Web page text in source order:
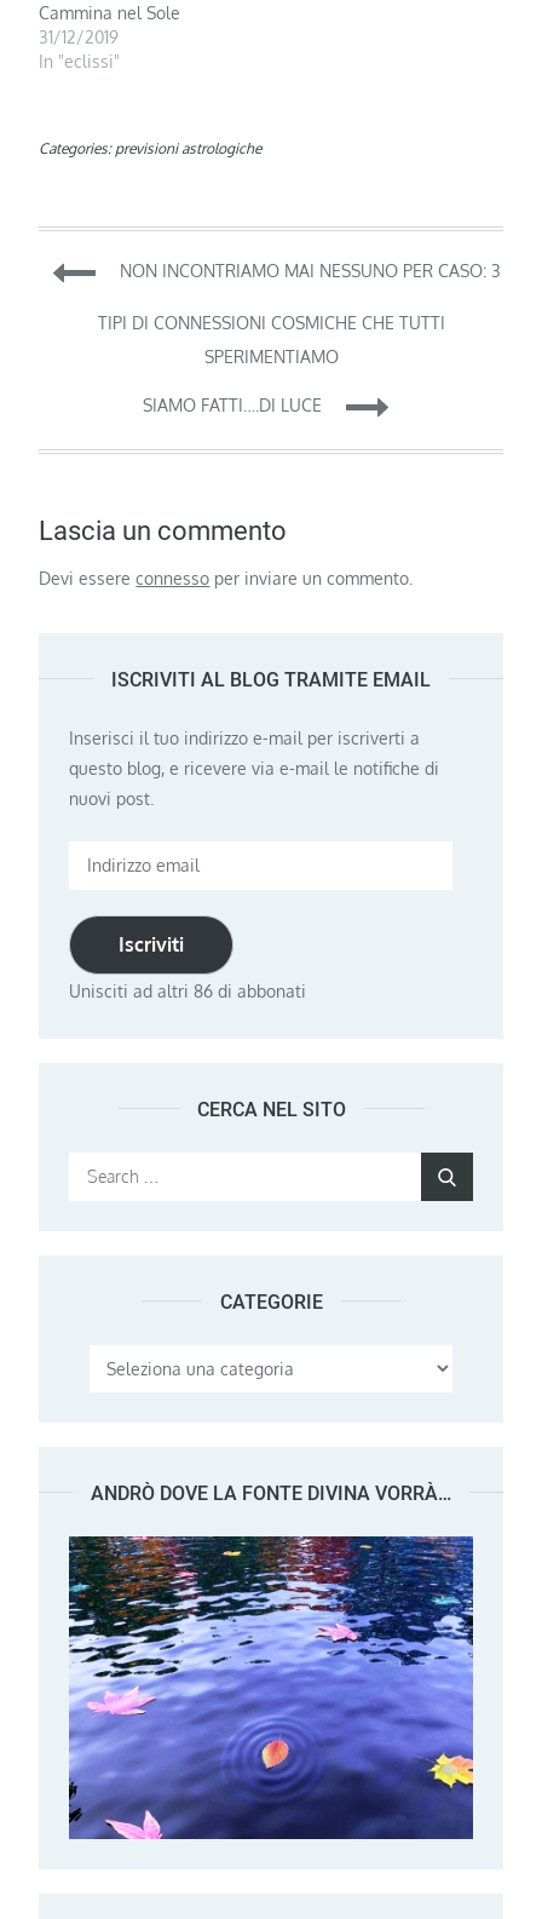
Cammina nel Sole
31/12/2019
In "eclissi"
Categories: previsioni astrologiche
Navigazione
articoli
NON INCONTRIAMO MAI NESSUNO PER CASO: 3
TIPI DI CONNESSIONI COSMICHE CHE TUTTI
SPERIMENTIAMO
SIAMO FATTI….DI LUCE
Lascia un commento
Devi essereconnesso per inviare un commento.
ISCRIVITI AL BLOG TRAMITE EMAIL
Inserisci il tuo indirizzo e-mail per iscriverti a
questo blog, e ricevere via e-mail le notifiche di
nuovi post.
Indirizzo
Iscriviti
Unisciti ad altri 86 di abbonati
CERCA NEL SITO
Search
CATEGORIE
Categorie
ANDRÒ DOVE LA FONTE DIVINA VORRÀ…